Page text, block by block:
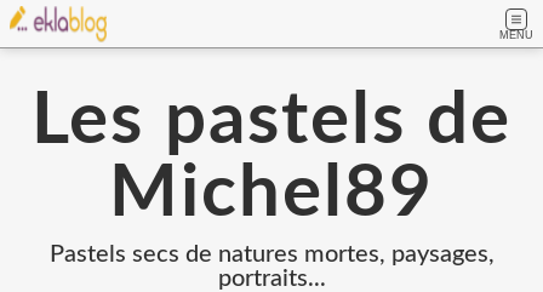
MENU
Les pastels de
Michel89
Pastels secs de natures mortes, paysages,
portraits...